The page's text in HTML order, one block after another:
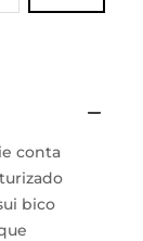
conta
bico